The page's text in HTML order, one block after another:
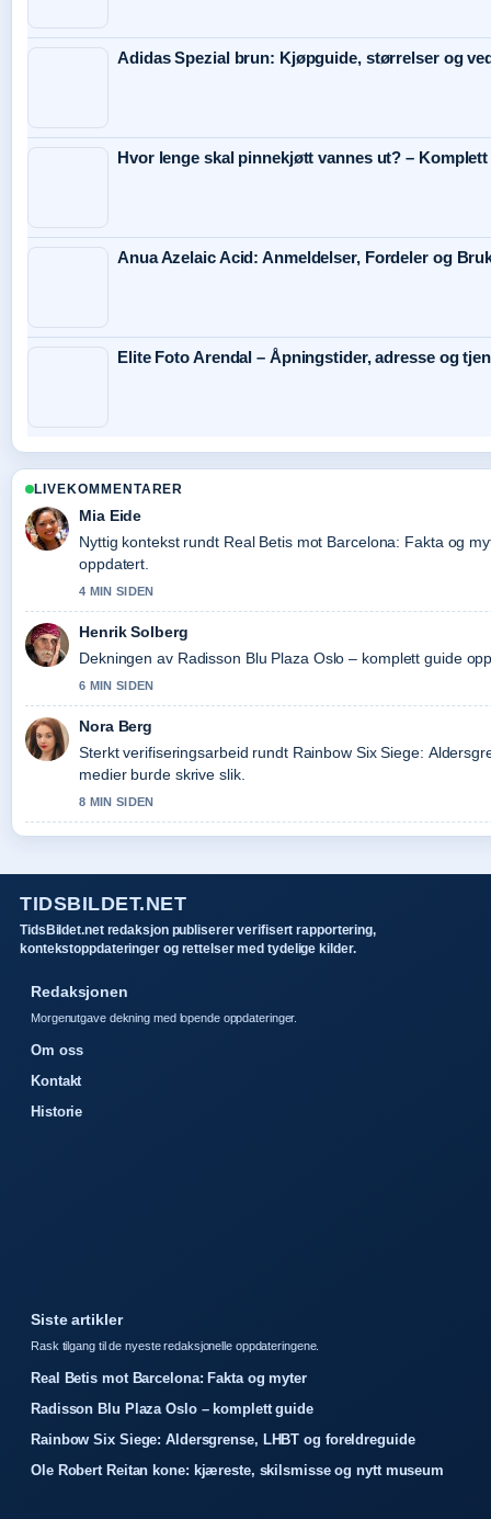
Adidas Spezial brun: Kjøpguide, størrelser og
Hvor lenge skal pinnekjøtt vannes ut? –
Anua Azelaic Acid: Anmeldelser, Fordeler og
Elite Foto Arendal – Åpningstider, adresse og
LIVEKOMMENTARER
Mia Eide
Nyttig kontekst rundt Real Betis mot Barcelona: Fakta og
oppdatert.
4 MIN SIDEN
Henrik Solberg
Dekningen av Radisson Blu Plaza Oslo – komplett guide
6 MIN SIDEN
Nora Berg
Sterkt verifiseringsarbeid rundt Rainbow Six Siege:
medier burde skrive slik.
8 MIN SIDEN
TIDSBILDET.NET
TidsBildet.net redaksjon publiserer verifisert rapportering,
kontekstoppdateringer og rettelser med tydelige kilder.
Redaksjonen
Morgenutgave dekning med lopende oppdateringer.
Om oss
Kontakt
Historie
Siste artikler
Rask tilgang til de nyeste redaksjonelle oppdateringene.
Real Betis mot Barcelona: Fakta og myter
Radisson Blu Plaza Oslo – komplett guide
Rainbow Six Siege: Aldersgrense, LHBT og foreldreguide
Ole Robert Reitan kone: kjæreste, skilsmisse og nytt museum